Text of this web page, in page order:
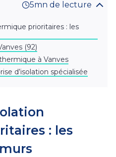
5mn de lecture
prioritaires : les
(92)
à Vanves
d’isolation spécialisée
: les